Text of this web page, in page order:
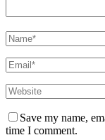
Save my name,
time I comment.